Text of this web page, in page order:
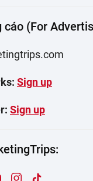
cáo (For
Sign up
Sign up